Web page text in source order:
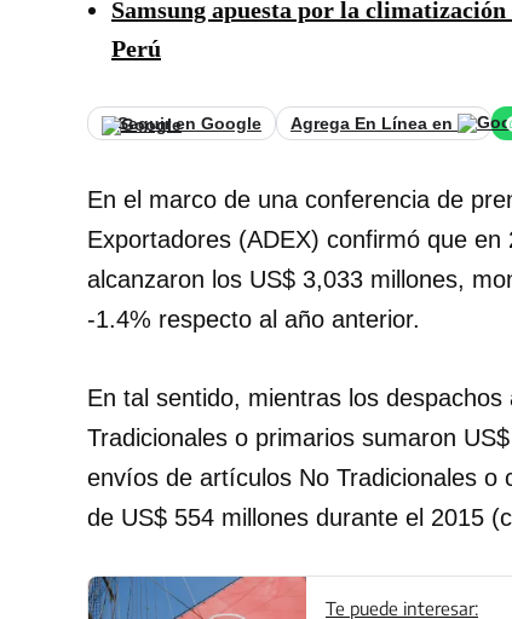
Samsung apuesta por la
Perú
Seguir en Google Agrega En Línea en
En el marco de una conferencia de
Exportadores (ADEX) confirmó que
alcanzaron los US$ 3,033 millones,
-1.4% respecto al año anterior.
En tal sentido, mientras los
Tradicionales o primarios sumaron
envíos de artículos No Tradicionales o
de US$ 554 millones durante el 2015
Te puede interesar: